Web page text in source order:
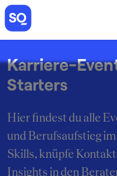
Karriere-
Starters
Hier findest du alle
und Berufsaufstieg
Skills, knüpfe
Insights in den